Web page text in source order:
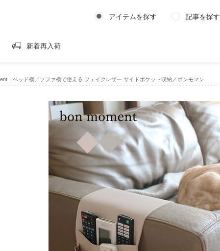
アイテムを探す 記事を探す
新着再入荷
｜ベッド横／ソファ横で使える フェイクレザー サイドポケット収納／ボンモマン